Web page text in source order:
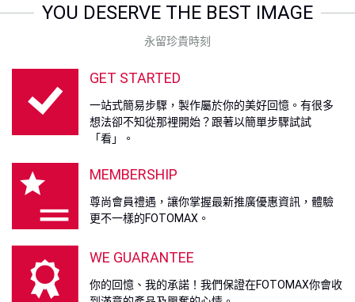
YOU DESERVE THE BEST IMAGE
永留珍貴時刻
GET STARTED
一站式簡易步驟，製作屬於你的美好回憶。有很多
想法卻不知從那裡開始？跟著以簡單步驟試試
「看」。
MEMBERSHIP
尊尚會員禮遇，讓你掌握最新推廣優惠資訊，體驗
更不一樣的FOTOMAX。
WE GUARANTEE
你的回憶、我的承諾！我們保證在FOTOMAX你會收